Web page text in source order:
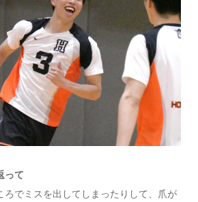
って
ろでミスを出してしまったりして、爪が